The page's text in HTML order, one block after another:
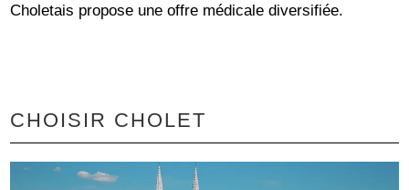
Choletais propose une offre médicale diversifiée.
CHOISIR CHOLET